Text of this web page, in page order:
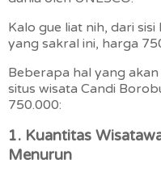
Kalo gue liat nih, dari
yang sakral ini, harga
Beberapa hal yang
situs wisata Candi
750.000:
1. Kuantitas
Menurun